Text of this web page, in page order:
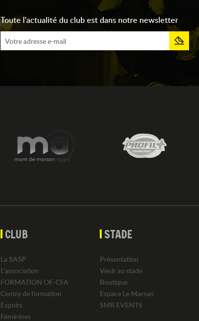
Toute l'actualité du club est dans notre newsletter
CLUB
La SASP
L'association
FORMATION OF-CFA
Centre de formation
Espoirs
Féminines
STADE
Présentation
Venir au stade
Boutique
Espace Le Marsan
SMR EVENTS